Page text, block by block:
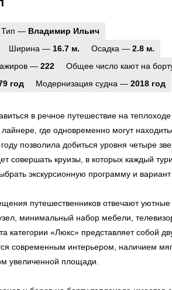
Тип — Владимир Ильич
Ширина — 16.7 м. Осадка — 2.8 м.
— 222 Общее число кают на
год Модернизация судна — 2018 год
в речное путешествие на
где одновременно могут
позволила добиться уровня четыре
совершать круизы, в которых каждый
экскурсионную программу и вариант
путешественников отвечают
минимальный набор мебели,
категории «Люкс» представляет собой
современным интерьером, наличием
увеличенной площади.